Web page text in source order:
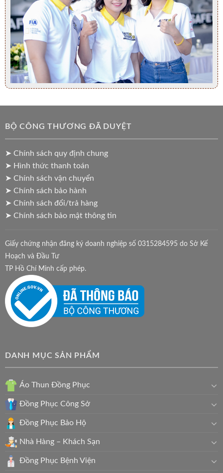
BỘ CÔNG THƯƠNG ĐÃ DUYỆT
➤ Chính sách quy định chung
➤ Hình thức thanh toán
➤ Chính sách vận chuyển
➤ Chính sách bảo hành
➤ Chính sách đổi/trả hàng
➤ Chính sách bảo mật thông tin
Giấy chứng nhận đăng ký doanh nghiệp số 0315284595 do Sở Kế
Hoạch và Đầu Tư
TP Hồ Chí Minh cấp phép.
DANH MỤC SẢN PHẨM
Áo Thun Đồng Phục
Đồng Phục Công Sở
Đồng Phục Bảo Hộ
Nhà Hàng – Khách Sạn
Đồng Phục Bệnh Viện